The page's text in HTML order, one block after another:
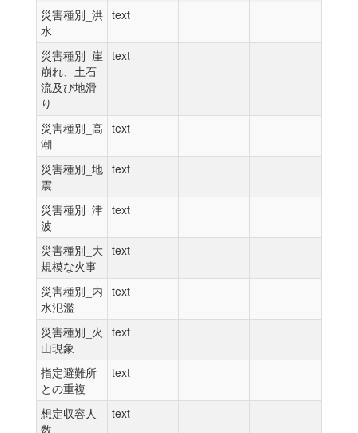
災害種別_洪
水
text
災害種別_崖
崩れ、土石
流及び地滑
り
text
災害種別_高
潮
text
災害種別_地
震
text
災害種別_津
波
text
災害種別_大
規模な火事
text
災害種別_内
水氾濫
text
災害種別_火
山現象
text
指定避難所
との重複
text
想定収容人
数
text